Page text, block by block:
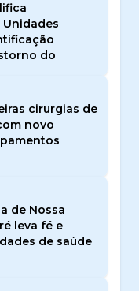
do
cirurgias de
novo
de Nossa
leva fé e
de saúde